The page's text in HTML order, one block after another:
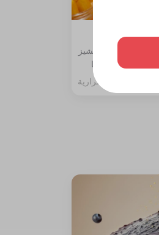
دايجستف والتشيز
مغطاة بصوص المنجا